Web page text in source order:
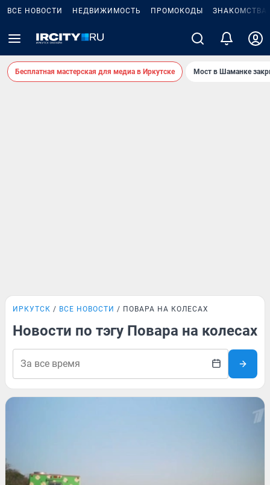
ВСЕ НОВОСТИ НЕДВИЖИМОСТЬ ПРОМОКОДЫ ЗНАКОМСТВА
Бесплатная мастерская для медиа в Иркутске Мост в Шаманке
ИРКУТСК ВСЕ НОВОСТИ ПОВАРА НА КОЛЕСАХ
Новости по тэгу Повара на колесах